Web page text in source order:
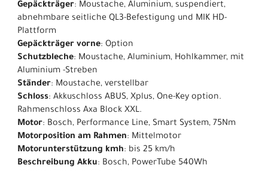
Gepäckträger: Moustache, Aluminium, suspendiert,
abnehmbare seitliche QL3-Befestigung und MIK HD-
Plattform
Gepäckträger vorne: Option
Schutzbleche: Moustache, Aluminium, Hohlkammer, mit
Aluminium -Streben
Ständer: Moustache, verstellbar
Schloss: Akkuschloss ABUS, Xplus, One-Key option.
Rahmenschloss Axa Block XXL.
Motor: Bosch, Performance Line, Smart System, 75Nm
Motorposition am Rahmen: Mittelmotor
Motorunterstützung kmh: bis 25 km/h
Beschreibung Akku: Bosch, PowerTube 540Wh